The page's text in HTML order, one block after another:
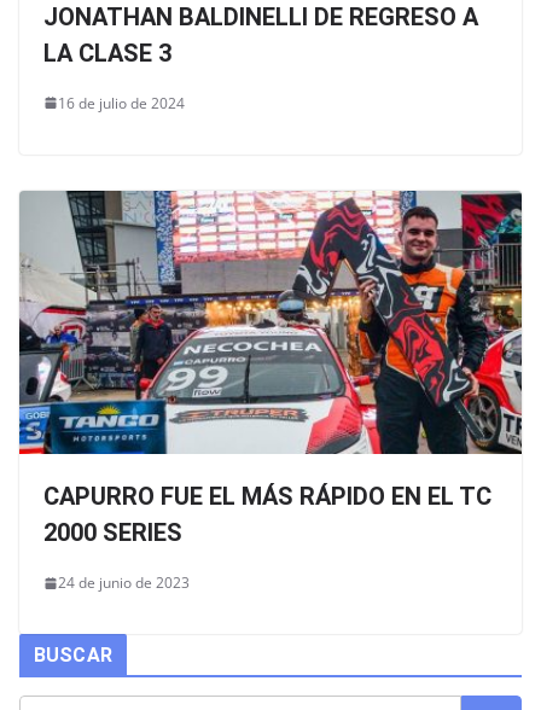
JONATHAN BALDINELLI DE REGRESO A
LA CLASE 3
16 de julio de 2024
CAPURRO FUE EL MÁS RÁPIDO EN EL TC
2000 SERIES
24 de junio de 2023
BUSCAR